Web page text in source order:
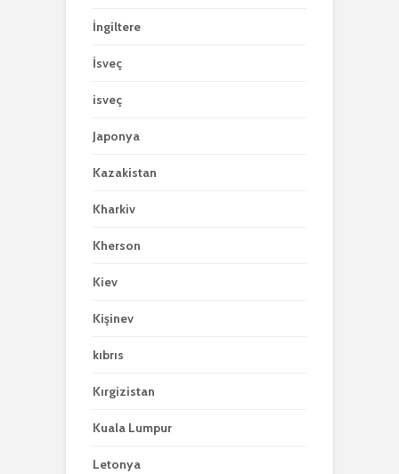
İngiltere
İsveç
isveç
Japonya
Kazakistan
Kharkiv
Kherson
Kiev
Kişinev
kıbrıs
Kırgizistan
Kuala Lumpur
Letonya